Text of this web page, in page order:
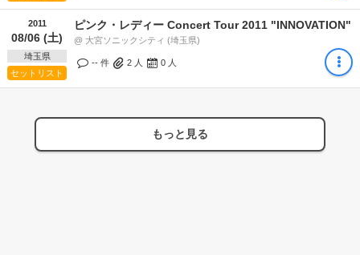
2011
08/06 (土)
埼玉県
セットリスト
ピンク・レディー Concert Tour 2011 "INNOVATION"
@ 大宮ソニックシティ (埼玉県)
-- 件 2 人 0 人
もっと見る